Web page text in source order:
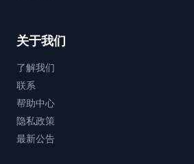
关于我们
了解我们
联系
帮助中心
隐私政策
最新公告